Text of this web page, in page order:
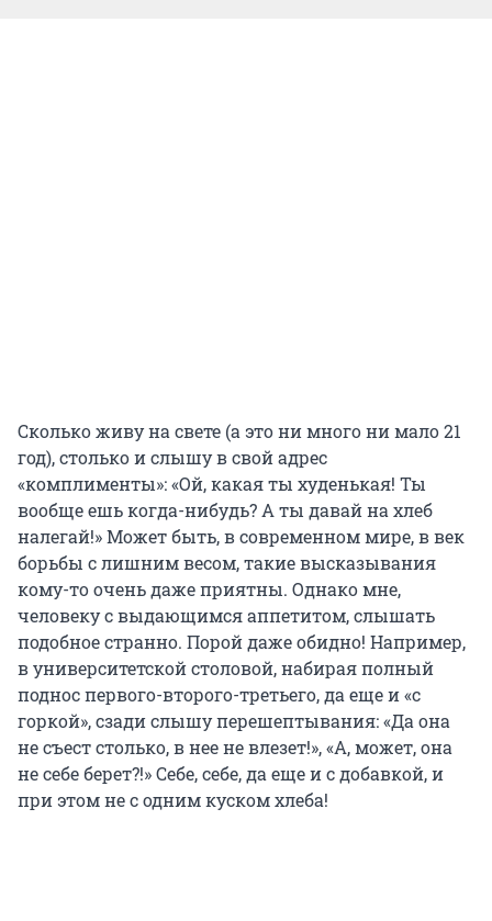
Сколько живу на свете (а это ни много ни мало 21
год), столько и слышу в свой адрес
«комплименты»: «Ой, какая ты худенькая! Ты
вообще ешь когда-нибудь? А ты давай на хлеб
налегай!» Может быть, в современном мире, в век
борьбы с лишним весом, такие высказывания
кому-то очень даже приятны. Однако мне,
человеку с выдающимся аппетитом, слышать
подобное странно. Порой даже обидно! Например,
в университетской столовой, набирая полный
поднос первого-второго-третьего, да еще и «с
горкой», сзади слышу перешептывания: «Да она
не съест столько, в нее не влезет!», «А, может, она
не себе берет?!» Себе, себе, да еще и с добавкой, и
при этом не с одним куском хлеба!